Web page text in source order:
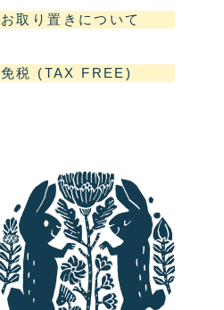
お取り置きについて
免税 (TAX FREE)